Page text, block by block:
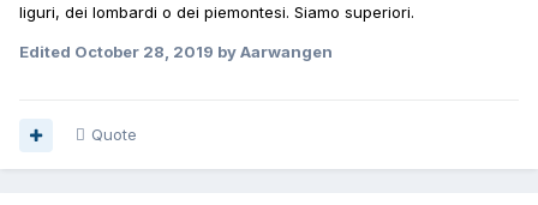
liguri, dei lombardi o dei piemontesi. Siamo superiori.
Edited October 28, 2019 by Aarwangen
Quote